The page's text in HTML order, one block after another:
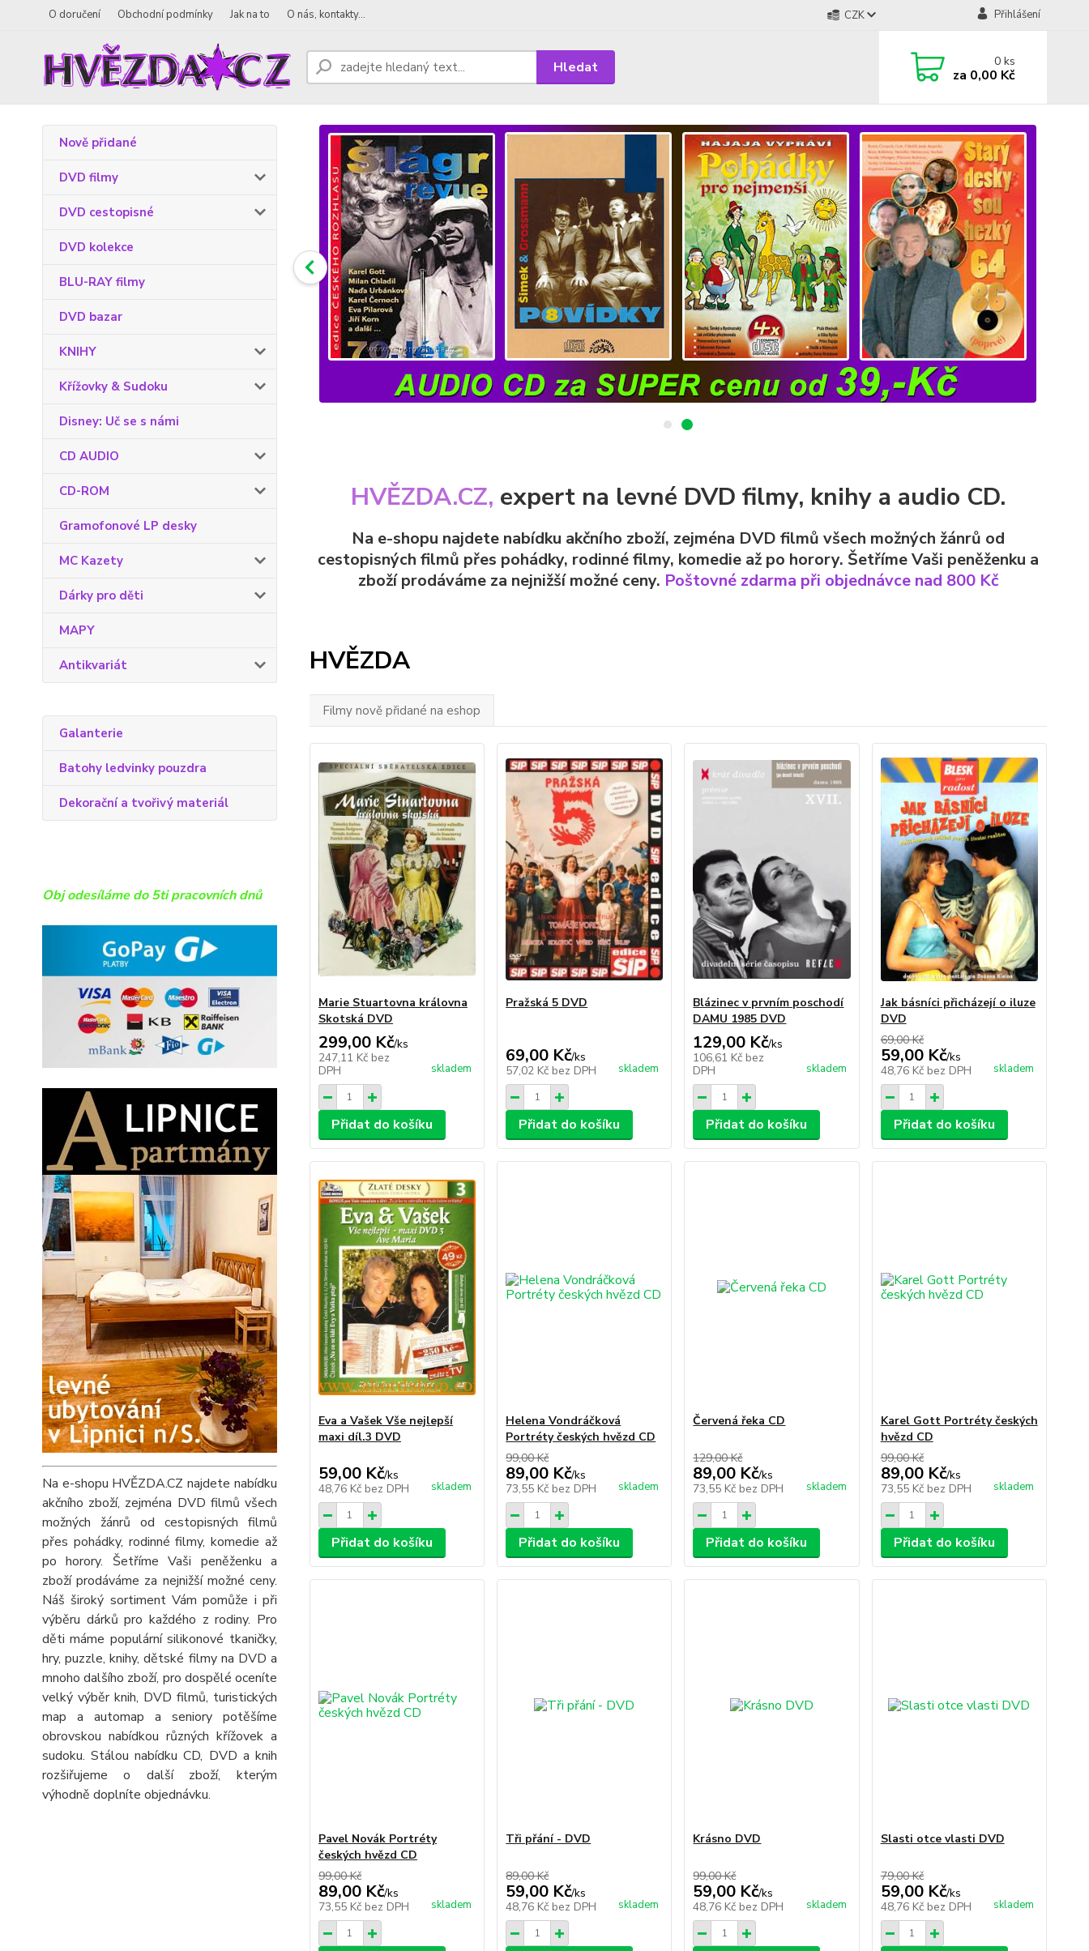
O doručení Obchodní podmínky Jak na to O nás, kontakty... CZK Přihlášení
Hledat 0ks
za 0,00 Kč
Nově přidané
DVD filmy
DVD cestopisné
DVD kolekce
BLU-RAY filmy
DVD bazar
KNIHY
Křížovky & Sudoku
Disney: Uč se s námi
CD AUDIO
CD-ROM
Gramofonové LP desky
MC Kazety
Dárky pro děti
MAPY
Antikvariát
Galanterie
Batohy ledvinky pouzdra
Dekorační a tvořivý materiál
Obj odesíláme do 5ti pracovních dnů
Na e-shopu HVĚZDA.CZ najdete nabídku
akčního zboží, zejména DVD filmů všech
možných žánrů od cestopisných filmů
přes pohádky, rodinné filmy, komedie až
po horory. Šetříme Vaši peněženku a
zboží prodáváme za nejnižší možné ceny.
Náš široký sortiment Vám pomůže i při
výběru dárků pro každého z rodiny. Pro
děti máme populární silikonové tkaničky,
hry, puzzle, knihy, dětské filmy na DVD a
mnoho dalšího zboží, pro dospělé oceníte
velký výběr knih, DVD filmů, turistických
map a automap a seniory potěšíme
obrovskou nabídkou různých křížovek a
sudoku. Stálou nabídku CD, DVD a knih
rozšiřujeme o další zboží, kterým
výhodně doplníte objednávku.
HVĚZDA.CZ, expert na levné DVD filmy, knihy a audio CD.
Na e-shopu najdete nabídku akčního zboží, zejména DVD filmů všech možných žánrů od
cestopisných filmů přes pohádky, rodinné filmy, komedie až po horory. Šetříme Vaši peněženku a
zboží prodáváme za nejnižší možné ceny. Poštovné zdarma při objednávce nad 800 Kč
HVĚZDA
Filmy nově přidané na eshop
Marie Stuartovna královna
Skotská DVD
299,00 Kč/ks
247,11 Kč bez
DPH
skladem
Přidat do košíku
Pražská 5 DVD
69,00 Kč/ks
57,02 Kč bez DPH skladem
Přidat do košíku
Blázinec v prvním poschodí
DAMU 1985 DVD
129,00 Kč/ks
106,61 Kč bez
DPH
skladem
Přidat do košíku
Jak básníci přicházejí o iluze
DVD
69,00 Kč
59,00 Kč/ks
48,76 Kč bez DPH skladem
Přidat do košíku
Eva a Vašek Vše nejlepší
maxi díl.3 DVD
59,00 Kč/ks
48,76 Kč bez DPH skladem
Přidat do košíku
Helena Vondráčková
Portréty českých hvězd CD
99,00 Kč
89,00 Kč/ks
73,55 Kč bez DPH skladem
Přidat do košíku
Červená řeka CD
129,00 Kč
89,00 Kč/ks
73,55 Kč bez DPH skladem
Přidat do košíku
Karel Gott Portréty českých
hvězd CD
99,00 Kč
89,00 Kč/ks
73,55 Kč bez DPH skladem
Přidat do košíku
Pavel Novák Portréty
českých hvězd CD
99,00 Kč
89,00 Kč/ks
73,55 Kč bez DPH skladem
Tři přání - DVD
89,00 Kč
59,00 Kč/ks
48,76 Kč bez DPH skladem
Krásno DVD
99,00 Kč
59,00 Kč/ks
48,76 Kč bez DPH skladem
Slasti otce vlasti DVD
79,00 Kč
59,00 Kč/ks
48,76 Kč bez DPH skladem